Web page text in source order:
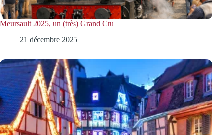
Meursault 2025, un (très) Grand Cru
21 décembre 2025